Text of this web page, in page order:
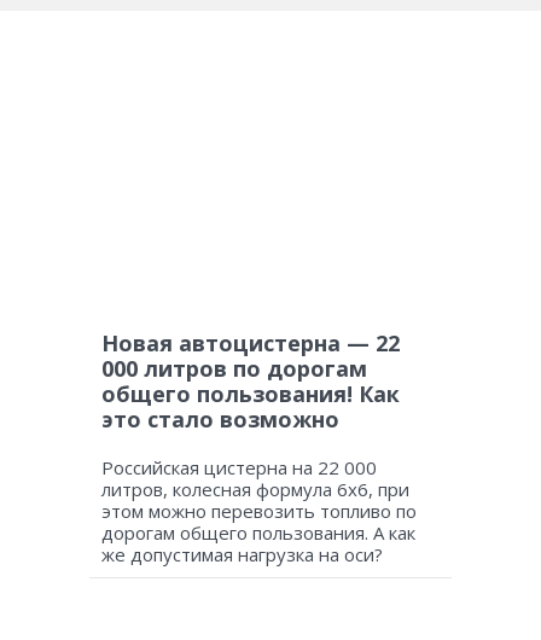
Новая автоцистерна — 22
000 литров по дорогам
общего пользования! Как
это стало возможно
Российская цистерна на 22 000
литров, колесная формула 6х6, при
этом можно перевозить топливо по
дорогам общего пользования. А как
же допустимая нагрузка на оси?